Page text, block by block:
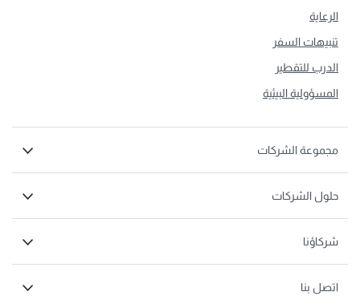
الرعاية
تنبيهات السفر
الدرب للتقطير
المسؤولية البيئية
مجموعة الشركات
حلول الشركات
شركاؤنا
اتصل بنا